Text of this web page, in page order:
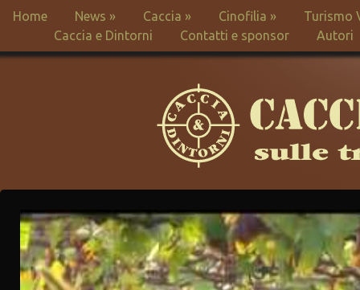
Home News » Caccia » Cinofilia »
Turismo
Caccia e Dintorni
Contatti e sponsor Autori